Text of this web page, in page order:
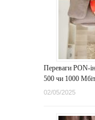
Переваги PON-
500 чи 1000
02/05/2025